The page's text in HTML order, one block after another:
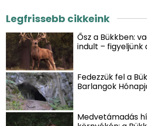
Legfrissebb cikkeink
Ősz a Bükkben:
indult – figyeljünk
Fedezzük fel a
Barlangok
Medvetámadás